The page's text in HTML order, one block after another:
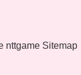
nttgame Sitemap